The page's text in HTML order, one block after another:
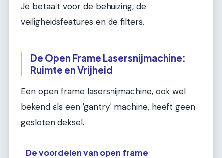
Je betaalt voor de behuizing, de
veiligheidsfeatures en de filters.
De Open Frame Lasersnijmachine:
Ruimte en Vrijheid
Een open frame lasersnijmachine, ook wel
bekend als een 'gantry' machine, heeft geen
gesloten deksel.
De voordelen van open frame